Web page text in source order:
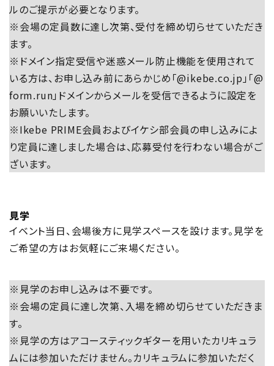
ルのご提示が必要となります。
※会場の定員数に達し次第、受付を締め切らせていただき
ます。
※ドメイン指定受信や迷惑メール防止機能を使用されて
いる方は、お申し込み前にあらかじめ「@ikebe.co.jp」「@
form.run」ドメインからメールを受信できるように設定を
お願いいたします。
※Ikebe PRIME会員およびイケシ部会員の申し込みによ
り定員に達しました場合は、応募受付を行わない場合がご
ざいます。
見学
イベント当日、会場後方に見学スペースを設けます。見学を
ご希望の方はお気軽にご来場ください。
※見学のお申し込みは不要です。
※会場の定員に達し次第、入場を締め切らせていただきま
す。
※見学の方はアコースティックギターを用いたカリキュラ
ムには参加いただけません。カリキュラムに参加いただく